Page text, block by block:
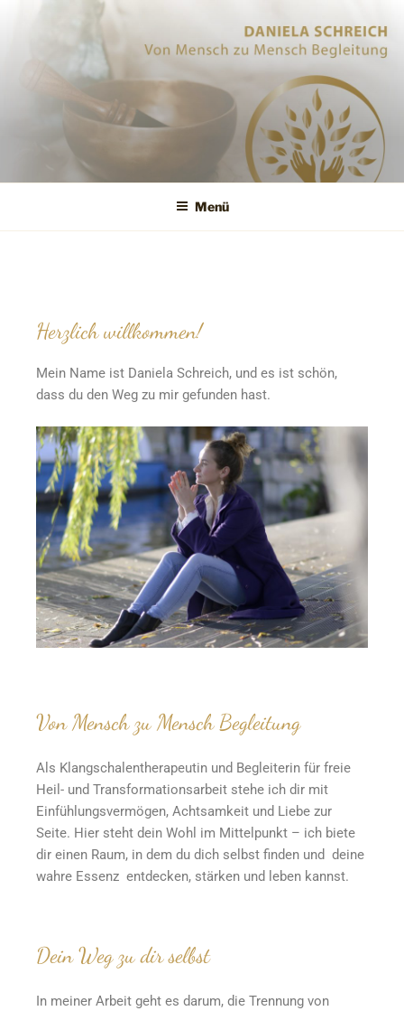
DANIELA
SCHREICH
Mensch zu
Begleitung
Menü
Herzlich willkommen!
Mein Name ist Daniela Schreich, und es ist schön,
dass du den Weg zu mir gefunden hast.
Von Mensch zu Mensch Begleitung
Als Klangschalentherapeutin und Begleiterin für freie
Heil- und Transformationsarbeit stehe ich dir mit
Einfühlungsvermögen, Achtsamkeit und Liebe zur
Seite. Hier steht dein Wohl im Mittelpunkt – ich biete
dir einen Raum, in dem du dich selbst finden und deine
wahre Essenz entdecken, stärken und leben kannst.
Dein Weg zu dir selbst
In meiner Arbeit geht es darum, die Trennung von